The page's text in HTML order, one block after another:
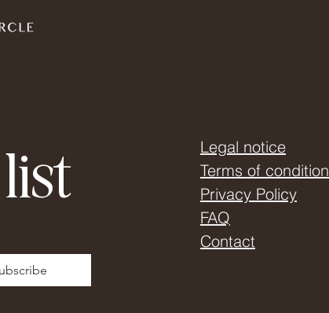
Legal notice
Terms of condition
Privacy Policy
FAQ
Contact